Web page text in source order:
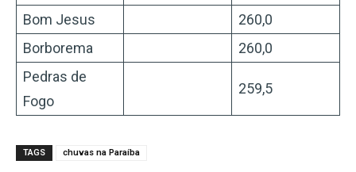
Bom Jesus
260,0
Borborema
260,0
Pedras de
Fogo
259,5
TAGS chuvas na Paraíba